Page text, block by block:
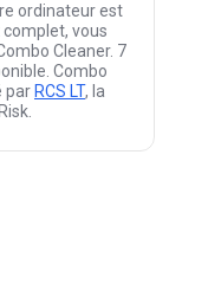
ordinateur est
vous
Cleaner. 7
Combo
par RCS LT, la